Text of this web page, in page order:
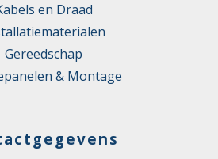
en Draad
Gereedschap
& Montage